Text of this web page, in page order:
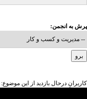
پرش به انجمن:
کاربرانِ درحال بازدید از این موضوع: 1 مهمان